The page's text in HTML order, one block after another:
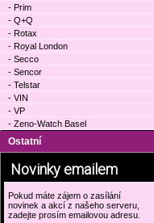
- Prim
- Q+Q
- Rotax
- Royal London
- Secco
- Sencor
- Telstar
- VIN
- VP
- Zeno-Watch Basel
Ostatní
Novinky emailem
Pokud máte zájem o zasílání
novinek a akcí z našeho serveru,
zadejte prosím emailovou adresu.